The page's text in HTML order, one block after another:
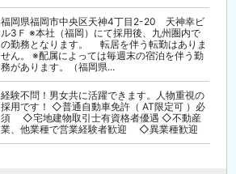
福岡県福岡市中央区天神4丁目2-20 天神幸ビ
ル3Ｆ ※本社（福岡）にて採用後、九州圏内で
の勤務となります。 転居を伴う転勤はありま
せん。 ※配属によっては毎週末の宿泊を伴う勤
務があります。（福岡県...
経験不問！男女共に活躍できます。人物重視の
採用です！ ◇普通自動車免許（ AT限定可 ）必
須 ◇宅地建物取引士有資格者優遇 ◇不動産
業、他業種で営業経験者歓迎 ◇異業種歓迎